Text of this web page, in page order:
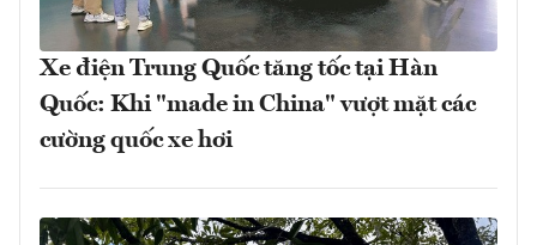
Xe điện Trung Quốc tăng tốc tại Hàn
Quốc: Khi "made in China" vượt mặt các
cường quốc xe hơi